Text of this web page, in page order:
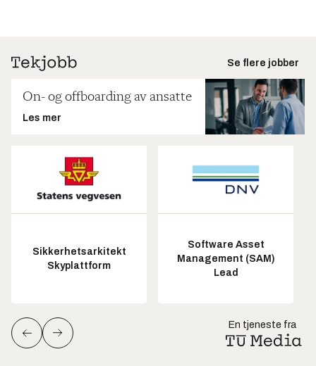
Se flere jobber
On- og offboarding av ansatte
Les mer
Sikkerhetsarkitekt
Skyplattform
Software Asset
Management (SAM)
Lead
En tjeneste fra